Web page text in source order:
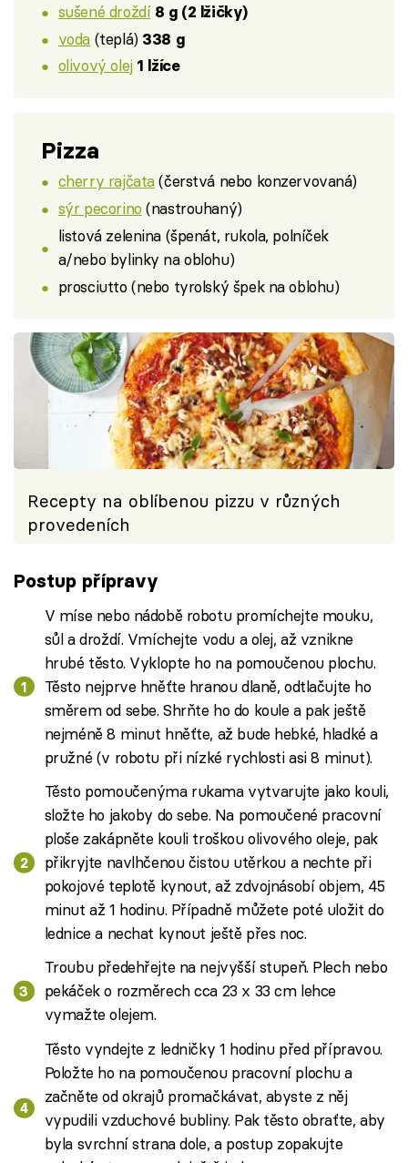
sušené droždí 8 g (2 lžičky)
voda (teplá) 338 g
olivový olej 1 lžíce
Pizza
cherry rajčata(čerstvá nebo konzervovaná)
sýr pecorino (nastrouhaný)
listová zelenina (špenát, rukola, polníček
a/nebo bylinky na oblohu)
prosciutto (nebo tyrolský špek na oblohu)
Recepty na oblíbenou pizzu v různých
provedeních
Postup přípravy
V míse nebo nádobě robotu promíchejte mouku,
sůl a droždí. Vmíchejte vodu a olej, až vznikne
hrubé těsto. Vyklopte ho na pomoučenou plochu.
Těsto nejprve hněťte hranou dlaně, odtlačujte ho
směrem od sebe. Shrňte ho do koule a pak ještě
nejméně 8 minut hněťte, až bude hebké, hladké a
pružné (v robotu při nízké rychlosti asi 8 minut).
Těsto pomoučenýma rukama vytvarujte jako kouli,
složte ho jakoby do sebe. Na pomoučené pracovní
ploše zakápněte kouli troškou olivového oleje, pak
přikryjte navlhčenou čistou utěrkou a nechte při
pokojové teplotě kynout, až zdvojnásobí objem, 45
minut až 1 hodinu. Případně můžete poté uložit do
lednice a nechat kynout ještě přes noc.
Troubu předehřejte na nejvyšší stupeň. Plech nebo
pekáček o rozměrech cca 23 x 33 cm lehce
vymažte olejem.
Těsto vyndejte z ledničky 1 hodinu před přípravou.
Položte ho na pomoučenou pracovní plochu a
začněte od okrajů promačkávat, abyste z něj
vypudili vzduchové bubliny. Pak těsto obraťte, aby
byla svrchní strana dole, a postup zopakujte